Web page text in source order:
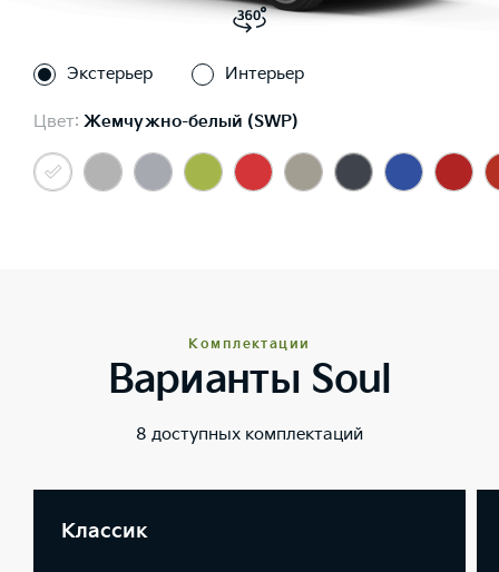
Экстерьер Интерьер
Цвет: Жемчужно-белый (SWP)
Комплектации
Варианты Soul
8 доступных комплектаций
Классик